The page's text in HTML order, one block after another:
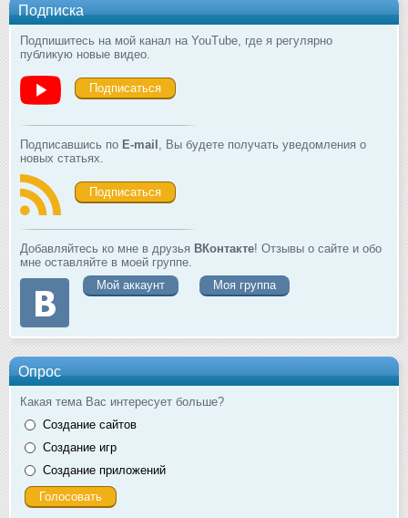
Подписка
Подпишитесь на мой канал на YouTube, где я регулярно
публикую новые видео.
Подписаться
Подписавшись по E-mail , Вы будете получать уведомления о
новых статьях.
Подписаться
Добавляйтесь ко мне в друзья ВКонтакте! Отзывы о сайте и обо
мне оставляйте в моей группе.
Мой аккаунт
Моя группа
Опрос
Какая тема Вас интересует больше?
Создание сайтов
Создание игр
Создание приложений